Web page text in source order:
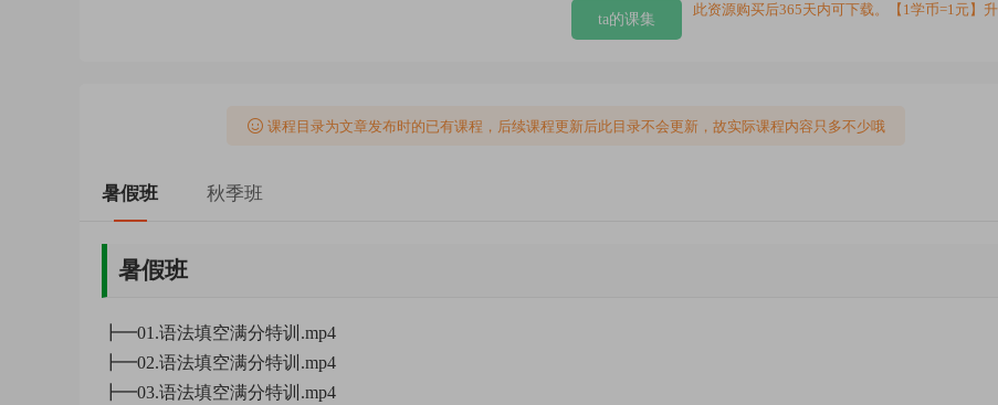
ta的课集
此资源购买后365天内可下载。【1学币=1元】
课程目录为文章发布时的已有课程，后续课程更新后此目录不会更新，故实际课程内容只多不少哦
暑假班 秋季班
暑假班
┣━01.语法填空满分特训.mp4
┣━02.语法填空满分特训.mp4
┣━03.语法填空满分特训.mp4